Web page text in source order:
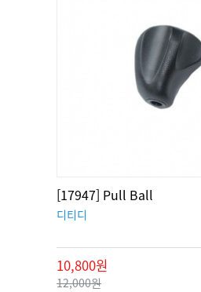
[17947] Pull Ball
디티디
10,800원
12,000원